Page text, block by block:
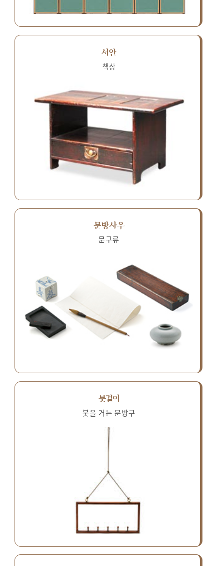
서안
책상
문방사우
문구류
붓걸이
붓을 거는 문방구